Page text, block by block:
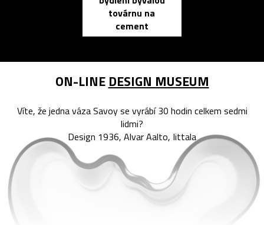
továrnu na
cement
ON-LINE DESIGN MUSEUM
Víte, že jedna váza Savoy se vyrábí 30 hodin celkem sedmi
lidmi?
Design 1936, Alvar Aalto, Iittala